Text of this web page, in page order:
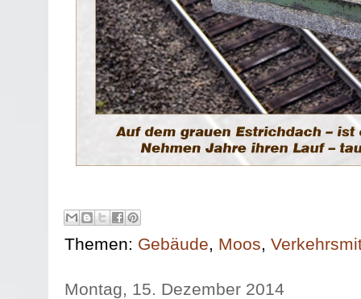
Themen: Gebäude, Moos,
Montag, 15. Dezember 2014